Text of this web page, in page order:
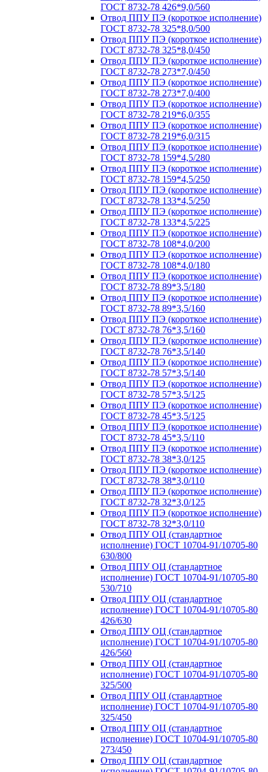
ГОСТ 8732-78 426*9,0/560
Отвод ППУ ПЭ (короткое исполнение)
ГОСТ 8732-78 325*8,0/500
Отвод ППУ ПЭ (короткое исполнение)
ГОСТ 8732-78 325*8,0/450
Отвод ППУ ПЭ (короткое исполнение)
ГОСТ 8732-78 273*7,0/450
Отвод ППУ ПЭ (короткое исполнение)
ГОСТ 8732-78 273*7,0/400
Отвод ППУ ПЭ (короткое исполнение)
ГОСТ 8732-78 219*6,0/355
Отвод ППУ ПЭ (короткое исполнение)
ГОСТ 8732-78 219*6,0/315
Отвод ППУ ПЭ (короткое исполнение)
ГОСТ 8732-78 159*4,5/280
Отвод ППУ ПЭ (короткое исполнение)
ГОСТ 8732-78 159*4,5/250
Отвод ППУ ПЭ (короткое исполнение)
ГОСТ 8732-78 133*4,5/250
Отвод ППУ ПЭ (короткое исполнение)
ГОСТ 8732-78 133*4,5/225
Отвод ППУ ПЭ (короткое исполнение)
ГОСТ 8732-78 108*4,0/200
Отвод ППУ ПЭ (короткое исполнение)
ГОСТ 8732-78 108*4,0/180
Отвод ППУ ПЭ (короткое исполнение)
ГОСТ 8732-78 89*3,5/180
Отвод ППУ ПЭ (короткое исполнение)
ГОСТ 8732-78 89*3,5/160
Отвод ППУ ПЭ (короткое исполнение)
ГОСТ 8732-78 76*3,5/160
Отвод ППУ ПЭ (короткое исполнение)
ГОСТ 8732-78 76*3,5/140
Отвод ППУ ПЭ (короткое исполнение)
ГОСТ 8732-78 57*3,5/140
Отвод ППУ ПЭ (короткое исполнение)
ГОСТ 8732-78 57*3,5/125
Отвод ППУ ПЭ (короткое исполнение)
ГОСТ 8732-78 45*3,5/125
Отвод ППУ ПЭ (короткое исполнение)
ГОСТ 8732-78 45*3,5/110
Отвод ППУ ПЭ (короткое исполнение)
ГОСТ 8732-78 38*3,0/125
Отвод ППУ ПЭ (короткое исполнение)
ГОСТ 8732-78 38*3,0/110
Отвод ППУ ПЭ (короткое исполнение)
ГОСТ 8732-78 32*3,0/125
Отвод ППУ ПЭ (короткое исполнение)
ГОСТ 8732-78 32*3,0/110
Отвод ППУ ОЦ (стандартное
исполнение) ГОСТ 10704-91/10705-80
630/800
Отвод ППУ ОЦ (стандартное
исполнение) ГОСТ 10704-91/10705-80
530/710
Отвод ППУ ОЦ (стандартное
исполнение) ГОСТ 10704-91/10705-80
426/630
Отвод ППУ ОЦ (стандартное
исполнение) ГОСТ 10704-91/10705-80
426/560
Отвод ППУ ОЦ (стандартное
исполнение) ГОСТ 10704-91/10705-80
325/500
Отвод ППУ ОЦ (стандартное
исполнение) ГОСТ 10704-91/10705-80
325/450
Отвод ППУ ОЦ (стандартное
исполнение) ГОСТ 10704-91/10705-80
273/450
Отвод ППУ ОЦ (стандартное